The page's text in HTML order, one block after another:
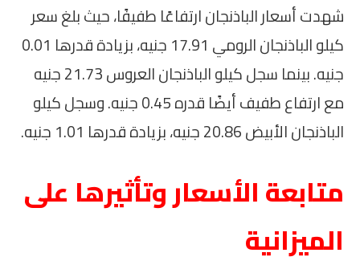
شهدت أسعار الباذنجان ارتفاعًا طفيفًا، حيث بلغ سعر
كيلو الباذنجان الرومي 17.91 جنيه، بزيادة قدرها 0.01
جنيه. بينما سجل كيلو الباذنجان العروس 21.73 جنيه
مع ارتفاع طفيف أيضًا قدره 0.45 جنيه. وسجل كيلو
الباذنجان الأبيض 20.86 جنيه، بزيادة قدرها 1.01 جنيه.
متابعة الأسعار وتأثيرها على
الميزانية